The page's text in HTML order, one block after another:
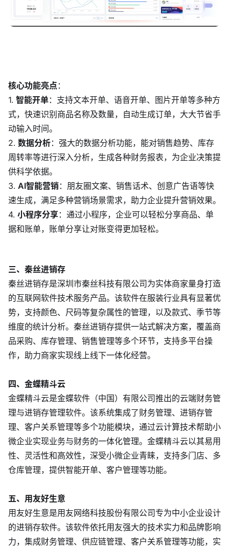
核心功能亮点 ：
1. 智能开单：支持文本开单、语音开单、图片开单等多种方
式，快速识别商品名称及数量，自动生成订单，大大节省手
动输入时间。
2. 数据分析：强大的数据分析功能，能对销售趋势、库存
周转率等进行深入分析，生成各种财务报表，为企业决策提
供科学依据。
3. AI智能营销：朋友圈文案、销售话术、创意广告语等快
速生成，满足多种营销场景需求，助力企业提升营销效果。
4. 小程序分享：通过小程序，企业可以轻松分享商品、单
据和账单，账单分享让对账变得更加轻松。
三、秦丝进销存
秦丝进销存是深圳市秦丝科技有限公司为实体商家量身打造
的互联网软件技术服务产品。该软件在服装行业具有显著优
势，支持颜色、尺码等复杂属性的管理，以及款式、季节等
维度的统计分析。秦丝进销存提供一站式解决方案，覆盖商
品采购、库存管理、销售管理等多个环节，支持多平台操
作，助力商家实现线上线下一体化经营。
四、金蝶精斗云
金蝶精斗云是金蝶软件（中国）有限公司推出的云端财务管
理与进销存管理软件。该系统集成了财务管理、进销存管
理、客户关系管理等多个功能模块，通过云计算技术帮助小
微企业实现业务与财务的一体化管理。金蝶精斗云以其易用
性、灵活性和高效性，深受小微企业青睐，支持多门店、多
仓库管理，提供智能开单、客户管理等功能。
五、用友好生意
用友好生意是用友网络科技股份有限公司专为中小企业设计
的进销存软件。该软件依托用友强大的技术实力和品牌影响
力，集成财务管理、供应链管理、客户关系管理等功能，实